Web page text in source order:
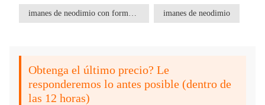
imanes de neodimio
Obtenga el último precio? Le
responderemos lo antes posible (dentro de
las 12 horas)